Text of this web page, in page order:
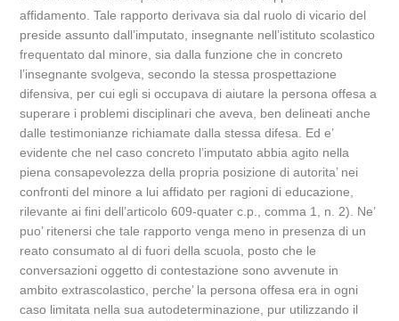
affidamento. Tale rapporto derivava sia dal ruolo di vicario del
preside assunto dall’imputato, insegnante nell’istituto scolastico
frequentato dal minore, sia dalla funzione che in concreto
l’insegnante svolgeva, secondo la stessa prospettazione
difensiva, per cui egli si occupava di aiutare la persona offesa a
superare i problemi disciplinari che aveva, ben delineati anche
dalle testimonianze richiamate dalla stessa difesa. Ed e’
evidente che nel caso concreto l’imputato abbia agito nella
piena consapevolezza della propria posizione di autorita’ nei
confronti del minore a lui affidato per ragioni di educazione,
rilevante ai fini dell’articolo 609-quater c.p., comma 1, n. 2). Ne’
puo’ ritenersi che tale rapporto venga meno in presenza di un
reato consumato al di fuori della scuola, posto che le
conversazioni oggetto di contestazione sono avvenute in
ambito extrascolastico, perche’ la persona offesa era in ogni
caso limitata nella sua autodeterminazione, pur utilizzando il